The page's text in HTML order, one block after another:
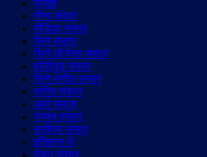
प्रदेश
सैन्य संसार
मीडिया संसार
सिने संसार
सिने लीजेन्ड संसार
हॉलीवुड़ संसार
सिने संगीत संसार
संगीत संसार
आर्य समाज
रंगमंच संसार
साहित्य संसार
इतिहास से
सेहत संसार